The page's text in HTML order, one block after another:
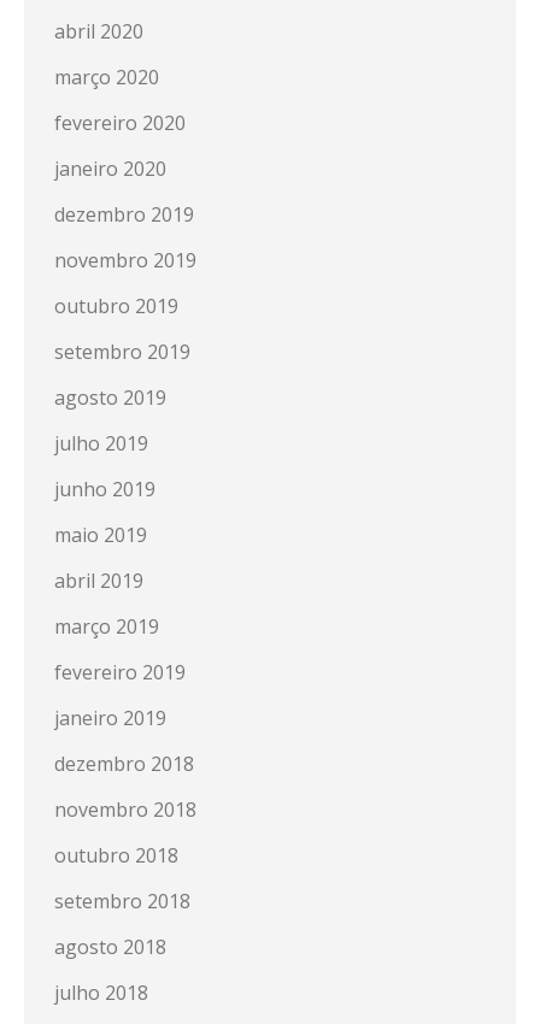
abril 2020
março 2020
fevereiro 2020
janeiro 2020
dezembro 2019
novembro 2019
outubro 2019
setembro 2019
agosto 2019
julho 2019
junho 2019
maio 2019
abril 2019
março 2019
fevereiro 2019
janeiro 2019
dezembro 2018
novembro 2018
outubro 2018
setembro 2018
agosto 2018
julho 2018